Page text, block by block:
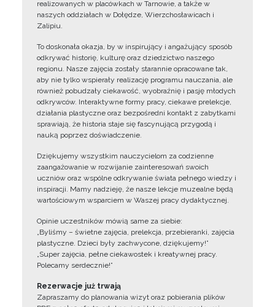
realizowanych w placówkach w Tarnowie, a także w
naszych oddziałach w Dołędze, Wierzchosławicach i
Zalipiu.
To doskonała okazja, by w inspirujący i angażujący sposób
odkrywać historię, kulturę oraz dziedzictwo naszego
regionu. Nasze zajęcia zostały starannie opracowane tak,
aby nie tylko wspierały realizację programu nauczania, ale
również pobudzały ciekawość, wyobraźnię i pasję młodych
odkrywców. Interaktywne formy pracy, ciekawe prelekcje,
działania plastyczne oraz bezpośredni kontakt z zabytkami
sprawiają, że historia staje się fascynującą przygodą i
nauką poprzez doświadczenie.
Dziękujemy wszystkim nauczycielom za codzienne
zaangażowanie w rozwijanie zainteresowań swoich
uczniów oraz wspólne odkrywanie świata pełnego wiedzy i
inspiracji. Mamy nadzieję, że nasze lekcje muzealne będą
wartościowym wsparciem w Waszej pracy dydaktycznej.
Opinie uczestników mówią same za siebie:
„Byliśmy – świetne zajęcia, prelekcja, przebieranki, zajęcia
plastyczne. Dzieci były zachwycone, dziękujemy!”
„Super zajęcia, pełne ciekawostek i kreatywnej pracy.
Polecamy serdecznie!”
Rezerwacje już trwają
Zapraszamy do planowania wizyt oraz pobierania plików